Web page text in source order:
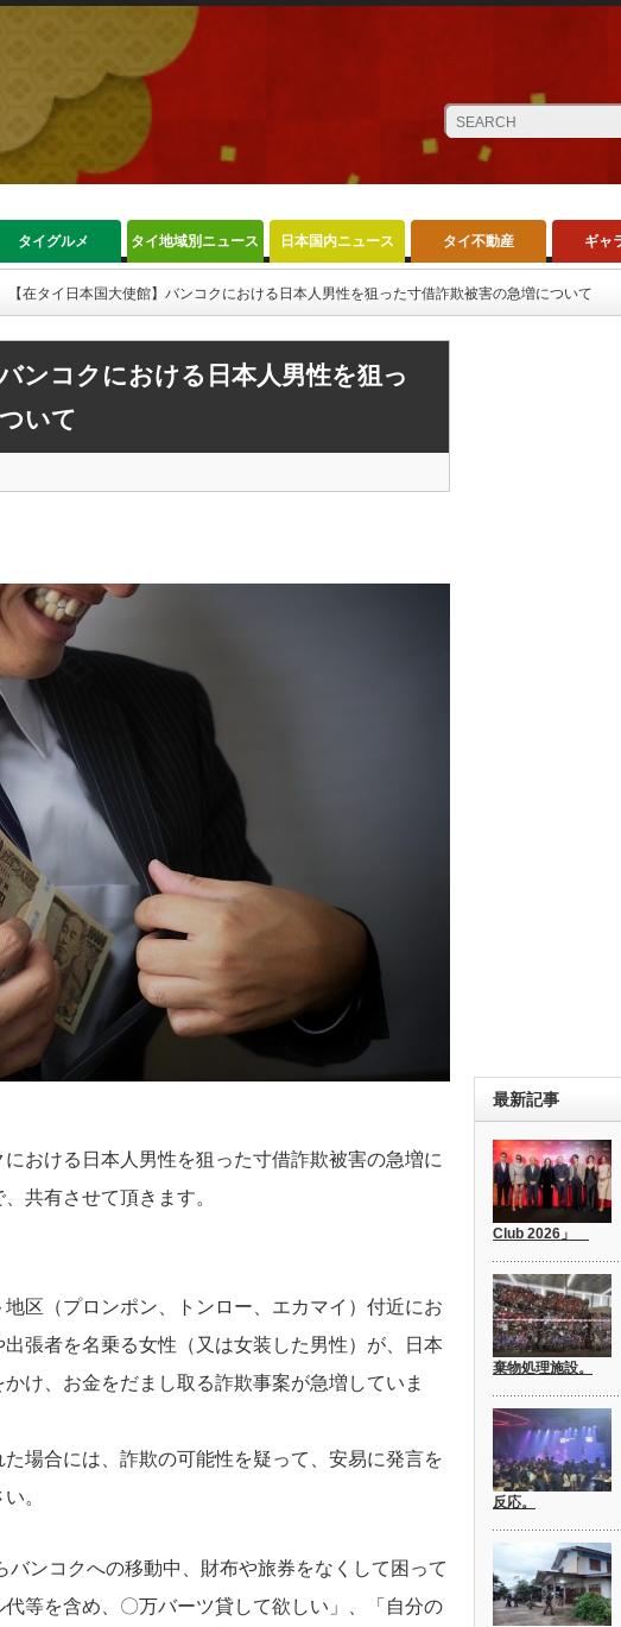
タイグルメ タイ地域別ニュース 日本国内ニュース タイ不動産 ギャ
【在タイ日本国大使館】バンコクにおける日本人男性を狙った寸借詐欺被害の急増について
ンコクにおける日本人男性を狙っ
いて
おける日本人男性を狙った寸借詐欺被害の急増に
共有させて頂きます。
区（プロンポン、トンロー、 エカマイ）付近にお
張者を名乗る女性（又は女装した男性）が、日本
かけ、お金をだまし取る詐欺事案が急増していま
場合には、詐欺の可能性を疑って、安易に発言を
。
バンコクへの移動中、財布や旅券をなくして困って
代等を含め、〇万バーツ貸して欲しい」、「 自分の
最新記事
Club 2026」
棄物処理施設。
反応。